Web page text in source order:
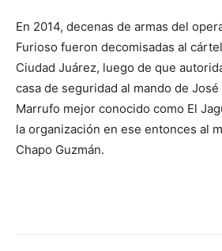
En 2014, decenas de armas del
Furioso fueron decomisadas al
Ciudad Juárez, luego de que
casa de seguridad al mando de
Marrufo mejor conocido como El
la organización en ese entonces al
Chapo Guzmán.